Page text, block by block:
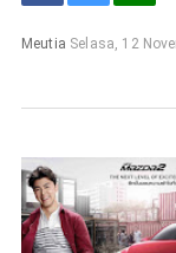
Meutia Selasa, 12